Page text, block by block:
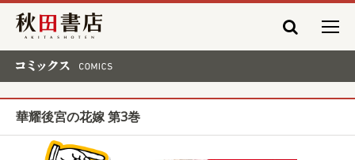
秋田書店
華耀後宮の花嫁 第3巻